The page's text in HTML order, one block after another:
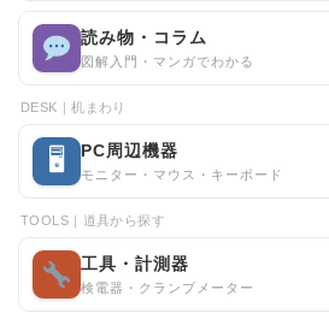
読み物・コラム
図解入門・マンガでわかる
DESK｜机まわり
🖥 PC周辺機器
モニター・マウス・キーボード
TOOLS｜道具から探す
工具・計測器
検電器・クランプメーター